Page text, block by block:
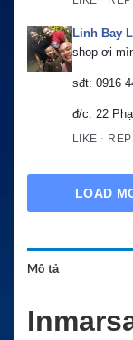
Linh Bay
shop ơi
sđt: 0916
đ/c: 22
LIKE ·
LOAD
Mô tả